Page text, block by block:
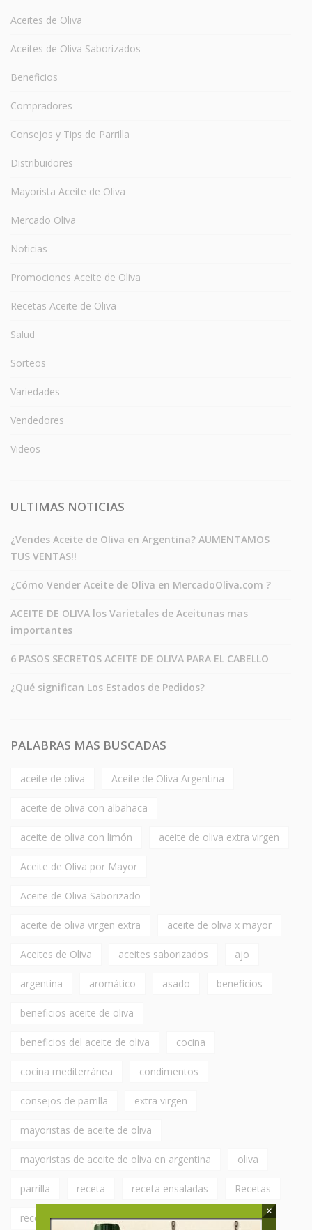
Aceites de Oliva
Aceites de Oliva Saborizados
Beneficios
Compradores
Consejos y Tips de Parrilla
Distribuidores
Mayorista Aceite de Oliva
Mercado Oliva
Noticias
Promociones Aceite de Oliva
Recetas Aceite de Oliva
Salud
Sorteos
Variedades
Vendedores
Videos
ULTIMAS NOTICIAS
¿Vendes Aceite de Oliva en Argentina? AUMENTAMOS
TUS VENTAS!!
¿Cómo Vender Aceite de Oliva en MercadoOliva.com ?
ACEITE DE OLIVA los Varietales de Aceitunas mas
importantes
6 PASOS SECRETOS ACEITE DE OLIVA PARA EL CABELLO
¿Qué significan Los Estados de Pedidos?
PALABRAS MAS BUSCADAS
aceite de oliva Aceite de Oliva Argentina
aceite de oliva con albahaca
aceite de oliva con limón aceite de oliva extra virgen
Aceite de Oliva por Mayor
Aceite de Oliva Saborizado
aceite de oliva virgen extra aceite de oliva x mayor
Aceites de Oliva aceites saborizados ajo
argentina aromático asado beneficios
beneficios aceite de oliva
beneficios del aceite de oliva cocina
cocina mediterránea condimentos
consejos de parrilla extra virgen
mayoristas de aceite de oliva
mayoristas de aceite de oliva en argentina oliva
parrilla receta receta ensaladas Recetas
recetas caseras Recetas con Aceite de Oliva
×